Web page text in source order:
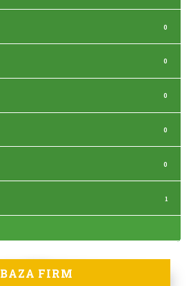
0
0
0
0
0
1
BAZA FIRM